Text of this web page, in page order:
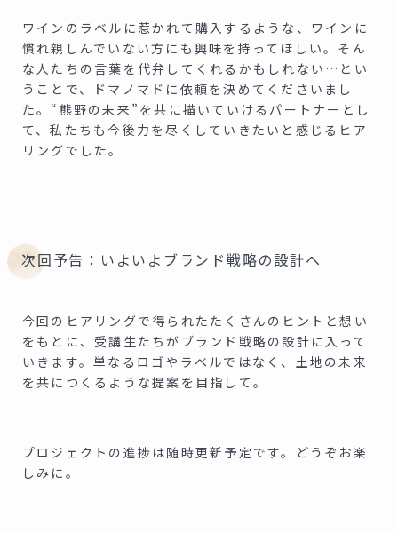
ワインのラベルに惹かれて購入するような、ワインに
慣れ親しんでいない方にも興味を持ってほしい。そん
な人たちの言葉を代弁してくれるかもしれない…とい
うことで、ドマノマドに依頼を決めてくださいまし
た。“熊野の未来”を共に描いていけるパートナーとし
て、私たちも今後力を尽くしていきたいと感じるヒア
リングでした。
次回予告：いよいよブランド戦略の設計へ
今回のヒアリングで得られたたくさんのヒントと想い
をもとに、受講生たちがブランド戦略の設計に入って
いきます。単なるロゴやラベルではなく、土地の未来
を共につくるような提案を目指して。
プロジェクトの進捗は随時更新予定です。どうぞお楽
しみに。